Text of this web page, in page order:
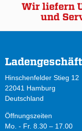
Wir liefern
und
Ladengeschäft
Hinschenfelder Stieg 12
22041 Hamburg
Deutschland
Öffnungszeiten
Mo. - Fr. 8.30 – 17.00